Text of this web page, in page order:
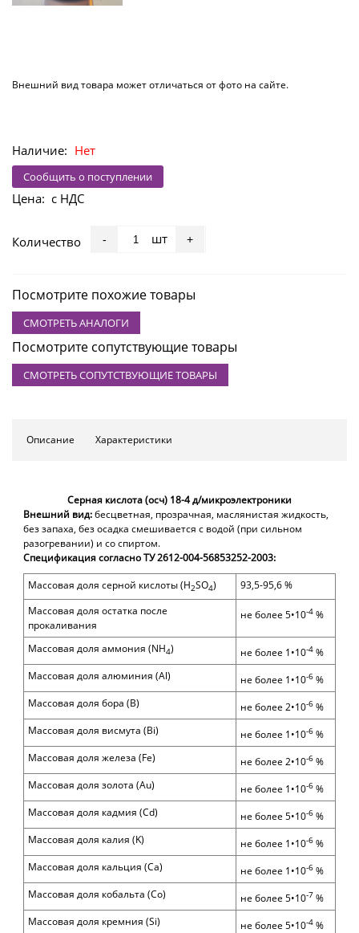
Внешний вид товара может отличаться от фото на сайте.
Наличие: Нет
Сообщить о поступлении
Цена: с НДС
Количество - шт +
Посмотрите похожие товары
СМОТРЕТЬ АНАЛОГИ
Посмотрите сопутствующие товары
СМОТРЕТЬ СОПУТСТВУЮЩИЕ ТОВАРЫ
Описание Характеристики
Серная кислота (осч) 18-4 д/микроэлектроники
Внешний вид:бесцветная, прозрачная, маслянистая жидкость,
без запаха, без осадка смешивается с водой (при сильном
разогревании) и со спиртом.
Спецификация согласно ТУ 2612-004-56853252-2003:
Массовая доля серной кислоты (H2SO4)
93,5-95,6 %
Массовая доля остатка после
прокаливания
не более 5•10-4 %
Массовая доля аммония (NH4) не более 1•10-4 %
Массовая доля алюминия (Al)
не более 1•10-6 %
Массовая доля бора (B) не более 2•10-6 %
Массовая доля висмута (Bi)
не более 1•10-6 %
Массовая доля железа (Fe)
не более 2•10-6 %
Массовая доля золота (Au) не более 1•10-6 %
Массовая доля кадмия (Cd)
не более 5•10-6 %
Массовая доля калия (K) не более 1•10-6 %
Массовая доля кальция (Ca) не более 1•10-6 %
Массовая доля кобальта (Со)
не более 5•10-7 %
Массовая доля кремния (Si) не более 5•10-4 %